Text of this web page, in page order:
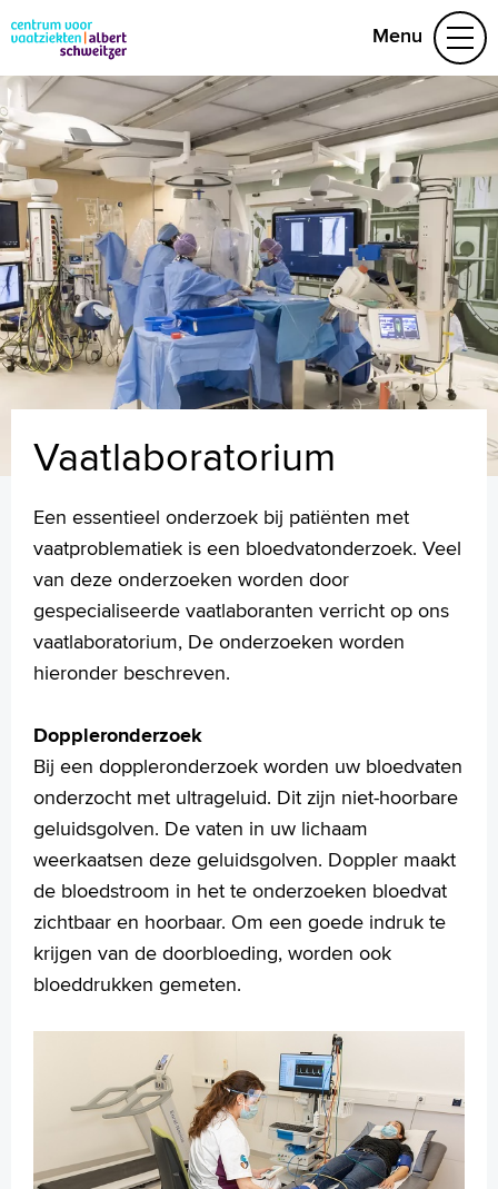
Menu
Aandoeningen
Leefstijl en preventie
Het behandelteam
Video's
078 652 32 50
Naar home asz.nl
Vaatlaboratorium
Een essentieel onderzoek bij patiënten met
vaatproblematiek is een bloedvatonderzoek. Veel
van deze onderzoeken worden door
gespecialiseerde vaatlaboranten verricht op ons
vaatlaboratorium, De onderzoeken worden
hieronder beschreven.
Doppleronderzoek
Bij een doppleronderzoek worden uw bloedvaten
onderzocht met ultrageluid. Dit zijn niet-hoorbare
geluidsgolven. De vaten in uw lichaam
weerkaatsen deze geluidsgolven. Doppler maakt
de bloedstroom in het te onderzoeken bloedvat
zichtbaar en hoorbaar. Om een goede indruk te
krijgen van de doorbloeding, worden ook
bloeddrukken gemeten.